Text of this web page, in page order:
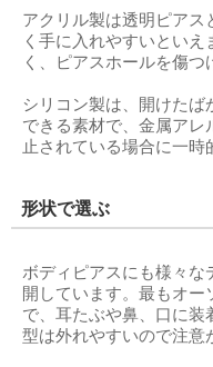
アクリル製は透明ピアス
く手に入れやすいとい
く、ピアスホールを傷つ
シリコン製は、開けた
できる素材で、金属アレ
止されている場合に一時
形状で選ぶ
ボディピアスにも様々な
開しています。最もオ
で、耳たぶや鼻、口に
型は外れやすいので注意